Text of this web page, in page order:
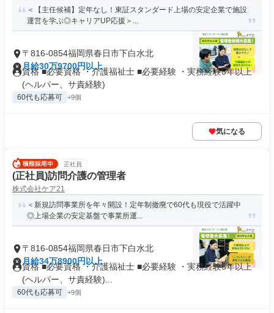
＜【主任候補】定年なし！東証スタンダード上場の安定企業で施設
運営を学ぶ◎キャリアUP応援＞...
〒816-0854福岡県春日市下白水北
月給30万9700円以上
資格 ■必要資格 ・介護福祉士 ■必要経験 ・実務経験5年以上
(ヘルパー、サ責経験)
60代も応募可 +9個
気になる
正社員
(正社員)訪問介護の管理者
株式会社ケア21
＜新規訪問事業所を年々開設！定年制撤廃で60代も現役で活躍中
◎上場企業の安定基盤で事業所運...
〒816-0854福岡県春日市下白水北
月給34万8900円以上
資格 ■必要資格 ・介護福祉士 ■必要経験 ・実務経験5年以上
(ヘルパー、サ責経験)...
60代も応募可 +9個